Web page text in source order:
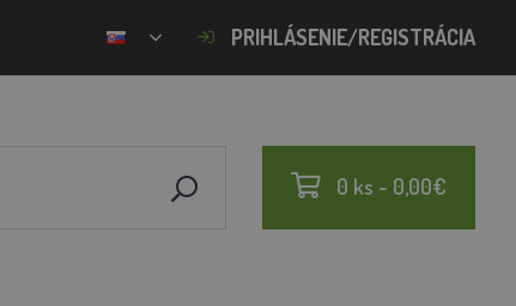
PRIHLÁSENIE/REGISTRÁCIA
0 ks - 0,00€